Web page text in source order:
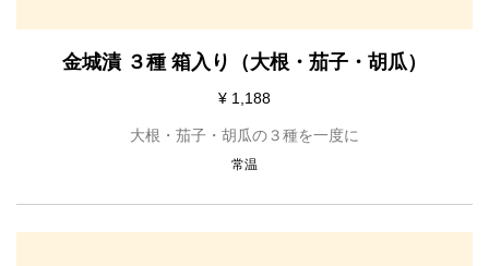
金城漬 ３種 箱入り（大根・茄子・胡瓜）
¥ 1,188
大根・茄子・胡瓜の３種を一度に
常温